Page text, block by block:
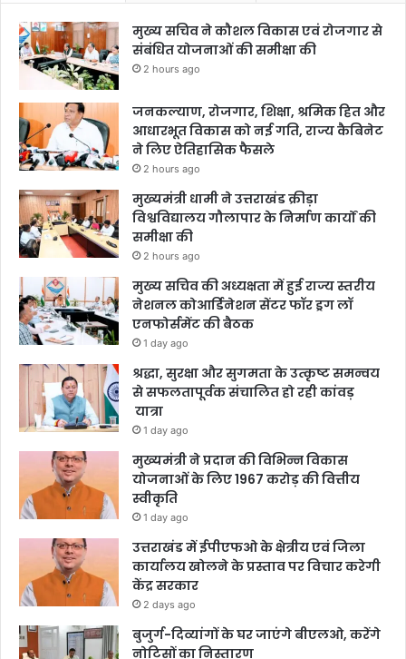
मुख्य सचिव ने कौशल विकास एवं रोजगार से
संबंधित योजनाओं की समीक्षा की
2 hours ago
जनकल्याण, रोजगार, शिक्षा, श्रमिक हित और
आधारभूत विकास को नई गति, राज्य कैबिनेट
ने लिए ऐतिहासिक फैसले
2 hours ago
मुख्यमंत्री धामी ने उत्तराखंड क्रीड़ा
विश्वविद्यालय गौलापार के निर्माण कार्यों की
समीक्षा की
2 hours ago
मुख्य सचिव की अध्यक्षता में हुई राज्य स्तरीय
नेशनल कोआर्डिनेशन सेंटर फॉर ड्रग लॉ
एनफोर्समेंट की बैठक
1 day ago
श्रद्धा, सुरक्षा और सुगमता के उत्कृष्ट समन्वय
से सफलतापूर्वक संचालित हो रही कांवड़
यात्रा
1 day ago
मुख्यमंत्री ने प्रदान की विभिन्न विकास
योजनाओं के लिए 1967 करोड़ की वित्तीय
स्वीकृति
1 day ago
उत्तराखंड में ईपीएफओ के क्षेत्रीय एवं जिला
कार्यालय खोलने के प्रस्ताव पर विचार करेगी
केंद्र सरकार
2 days ago
बुजुर्ग-दिव्यांगों के घर जाएंगे बीएलओ, करेंगे
नोटिसों का निस्तारण